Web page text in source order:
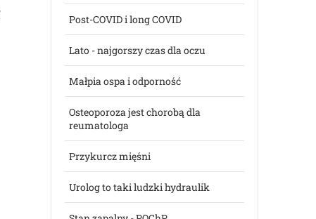
Post-COVID i long COVID
Lato - najgorszy czas dla oczu
Małpia ospa i odporność
Osteoporoza jest chorobą dla
reumatologa
Przykurcz mięśni
Urolog to taki ludzki hydraulik